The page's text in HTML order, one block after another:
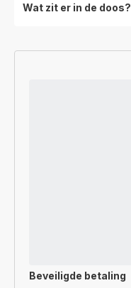
Wat zit er in de doos?
Beveiligde betaling